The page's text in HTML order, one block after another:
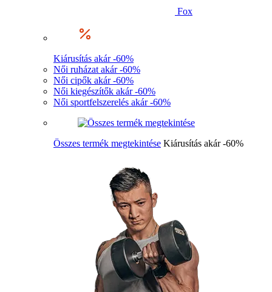
Fox
Kiárusítás akár -60%
Női ruházat akár -60%
Női cipők akár -60%
Női kiegészítők akár -60%
Női sportfelszerelés akár -60%
Összes termék megtekintése Kiárusítás akár -60%